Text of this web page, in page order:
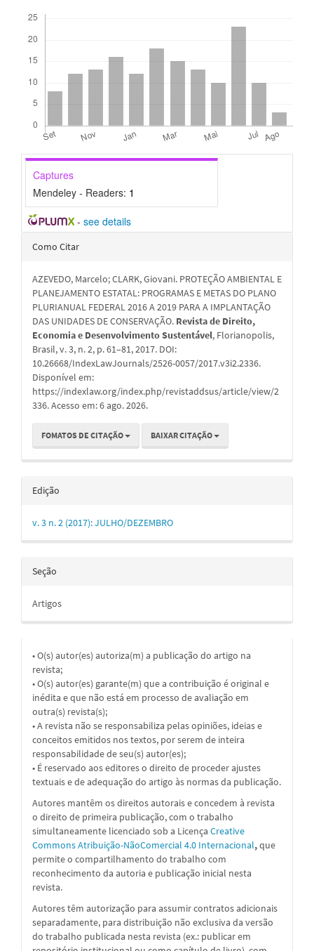
Captures
Mendeley - Readers: 1
- see details
Detalhes
artigo
Como Citar
AZEVEDO, Marcelo; CLARK, Giovani. PROTEÇÃO AMBIENTAL E
PLANEJAMENTO ESTATAL: PROGRAMAS E METAS DO PLANO
PLURIANUAL FEDERAL 2016 A 2019 PARA A IMPLANTAÇÃO
DAS UNIDADES DE CONSERVAÇÃO. Revista de Direito,
Economia e Desenvolvimento Sustentável, Florianopolis,
Brasil, v. 3, n. 2, p. 61–81, 2017. DOI:
10.26668/IndexLawJournals/2526-0057/2017.v3i2.2336.
Disponível em:
https://indexlaw.org/index.php/revistaddsus/article/view/2
336. Acesso em: 6 ago. 2026.
FOMATOS DE CITAÇÃO BAIXAR CITAÇÃO
Edição
v. 3 n. 2 (2017): JULHO/DEZEMBRO
Seção
Artigos
• O(s) autor(es) autoriza(m) a publicação do artigo na
revista;
• O(s) autor(es) garante(m) que a contribuição é original e
inédita e que não está em processo de avaliação em
outra(s) revista(s);
• A revista não se responsabiliza pelas opiniões, ideias e
conceitos emitidos nos textos, por serem de inteira
responsabilidade de seu(s) autor(es);
• É reservado aos editores o direito de proceder ajustes
textuais e de adequação do artigo às normas da publicação.
Autores mantêm os direitos autorais e concedem à revista
o direito de primeira publicação, com o trabalho
simultaneamente licenciado sob a Licença Creative
Commons Atribuição-NãoComercial 4.0 Internacional,que
permite o compartilhamento do trabalho com
reconhecimento da autoria e publicação inicial nesta
revista.
Autores têm autorização para assumir contratos adicionais
separadamente, para distribuição não exclusiva da versão
do trabalho publicada nesta revista (ex.: publicar em